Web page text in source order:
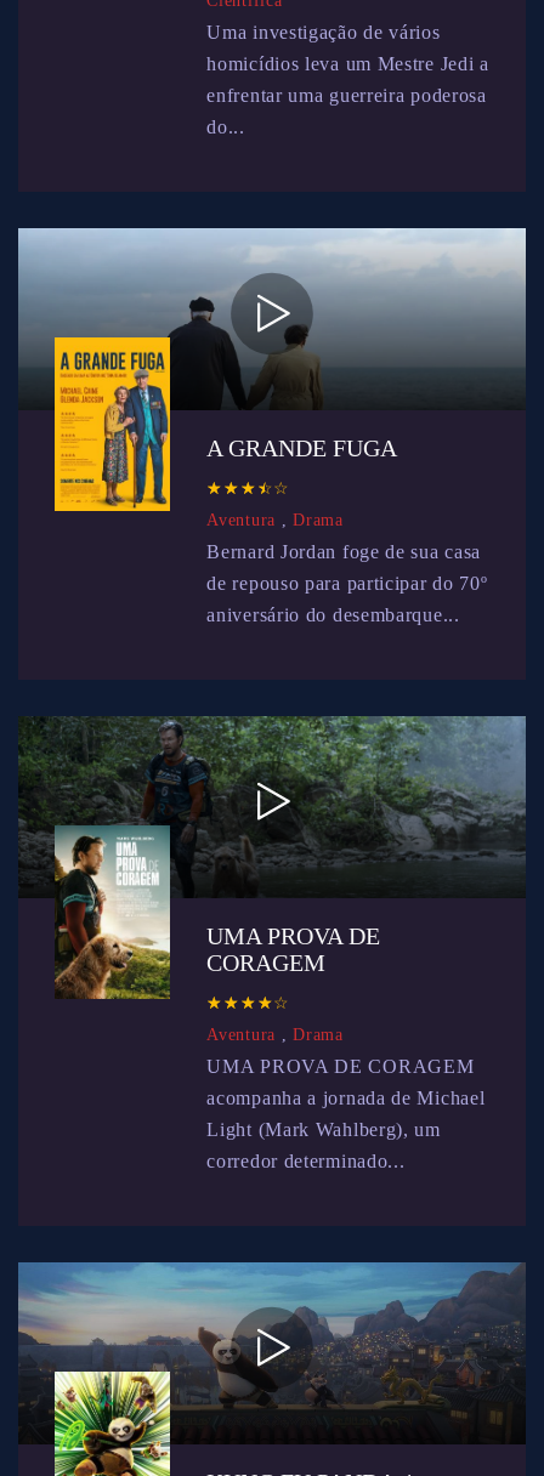
Uma investigação de vários
homicídios leva um Mestre Jedi a
enfrentar uma guerreira poderosa
do...
A GRANDE FUGA
☆ ☆ ☆ ☆☆
★ ★ ★ ★★
Aventura ,Drama
Bernard Jordan foge de sua casa
de repouso para participar do 70º
aniversário do desembarque...
UMA PROVA DE
CORAGEM
☆ ☆ ☆ ☆☆
★ ★ ★ ★★
Aventura ,Drama
UMA PROVA DE CORAGEM
acompanha a jornada de Michael
Light (Mark Wahlberg), um
corredor determinado...